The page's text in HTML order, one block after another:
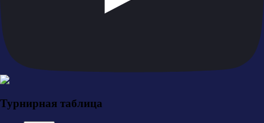
Турнирная таблица